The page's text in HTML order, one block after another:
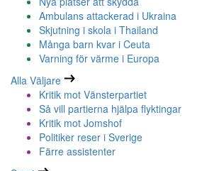
Ambulans attackerad i Ukraina
Skjutning i skola i Thailand
Många barn kvar i Ceuta
Varning för värme i Europa
Alla Väljare
Kritik mot Vänsterpartiet
Så vill partierna hjälpa flyktingar
Kritik mot Jomshof
Politiker reser i Sverige
Färre assistenter